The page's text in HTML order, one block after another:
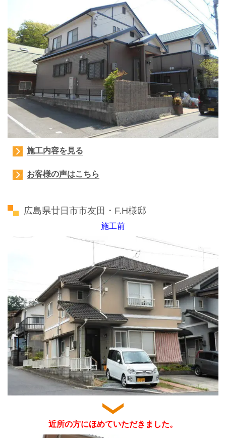
施工内容を見る
お客様の声はこちら
広島県廿日市市友田・F.H様邸
施工前
近所の方にほめていただきました。